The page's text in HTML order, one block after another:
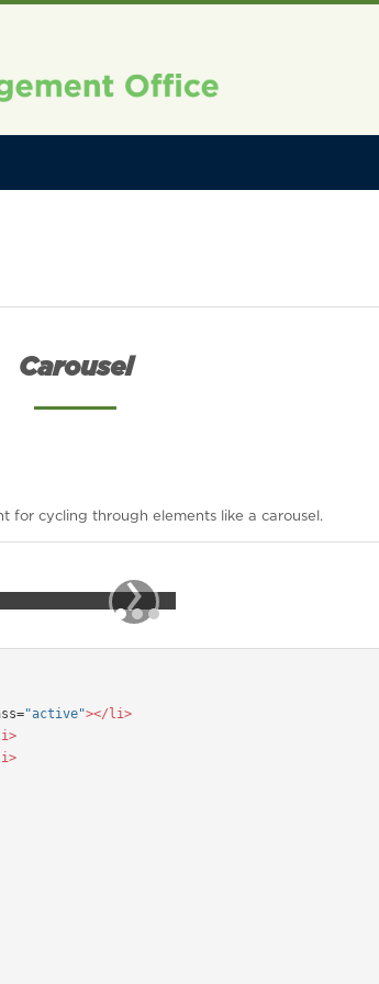
Carousel
for cycling through elements like a carousel.
›
"active"></li>